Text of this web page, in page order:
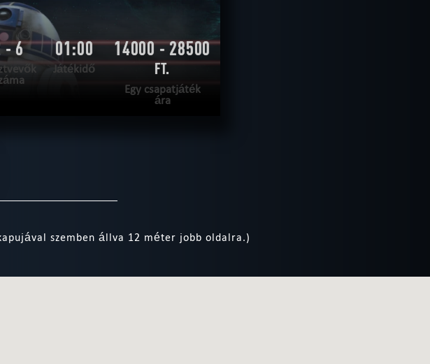
- 6 01:00
Játékidő
14000 - 28500
FT.
Egy csapatjáték
ára
szemben állva 12 méter jobb oldalra.)